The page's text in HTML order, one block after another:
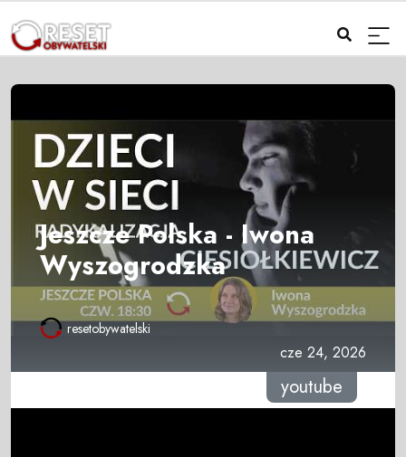
Jeszcze Polska - Iwona
Wyszogrodzka
resetobywatelski
cze 24, 2026
youtube